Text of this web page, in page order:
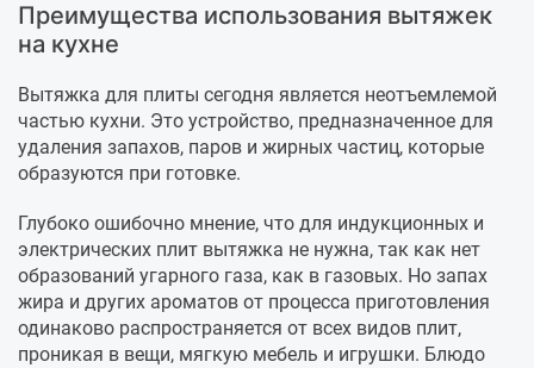
Преимущества использования вытяжек
на кухне
Вытяжка для плиты сегодня является неотъемлемой
частью кухни. Это устройство, предназначенное для
удаления запахов, паров и жирных частиц, которые
образуются при готовке.
Глубоко ошибочно мнение, что для индукционных и
электрических плит вытяжка не нужна, так как нет
образований угарного газа, как в газовых. Но запах
жира и других ароматов от процесса приготовления
одинаково распространяется от всех видов плит,
проникая в вещи, мягкую мебель и игрушки. Блюдо